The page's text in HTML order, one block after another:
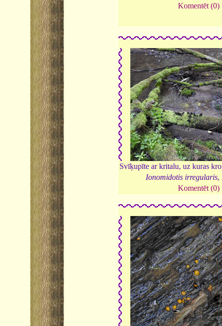
Komentēt (0)
Svīķupīte ar kritalu, uz kuras
Ionomidotis irregularis,
Komentēt (0)